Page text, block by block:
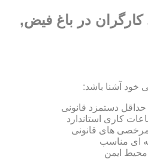
در باغ فیض,
خود آشنا باشد:
دستمزد قانونی
کاری استاندارد
مرخصی های قانونی
ای مناسب
محیط ایمن